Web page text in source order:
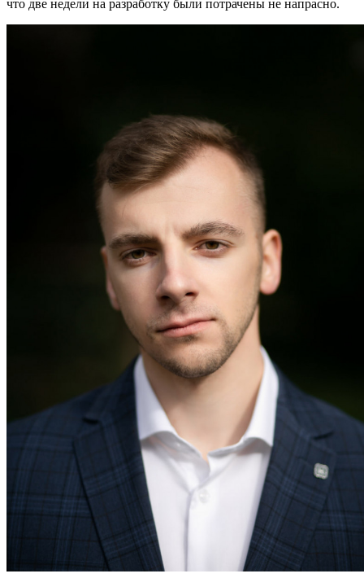
что две недели на разработку были потрачены не напрасно.